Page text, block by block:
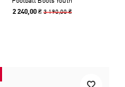
2 240,00 ₴3 190,00 ₴